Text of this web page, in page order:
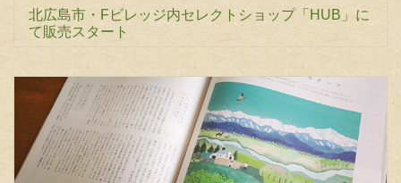
北広島市・Fビレッジ内セレクトショップ「HUB」に
て販売スタート